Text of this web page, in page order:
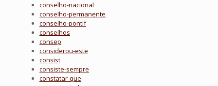
conselho-nacional
conselho-permanente
conselho-pontif
conselhos
consep
considerou-este
consist
consiste-sempre
constatar-que